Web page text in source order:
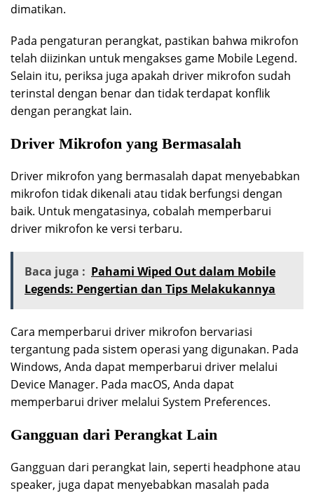
dimatikan.
Pada pengaturan perangkat, pastikan bahwa mikrofon
telah diizinkan untuk mengakses game Mobile Legend.
Selain itu, periksa juga apakah driver mikrofon sudah
terinstal dengan benar dan tidak terdapat konflik
dengan perangkat lain.
Driver Mikrofon yang Bermasalah
Driver mikrofon yang bermasalah dapat menyebabkan
mikrofon tidak dikenali atau tidak berfungsi dengan
baik. Untuk mengatasinya, cobalah memperbarui
driver mikrofon ke versi terbaru.
Baca juga : Pahami Wiped Out dalam Mobile
Legends: Pengertian dan Tips Melakukannya
Cara memperbarui driver mikrofon bervariasi
tergantung pada sistem operasi yang digunakan. Pada
Windows, Anda dapat memperbarui driver melalui
Device Manager. Pada macOS, Anda dapat
memperbarui driver melalui System Preferences.
Gangguan dari Perangkat Lain
Gangguan dari perangkat lain, seperti headphone atau
speaker, juga dapat menyebabkan masalah pada